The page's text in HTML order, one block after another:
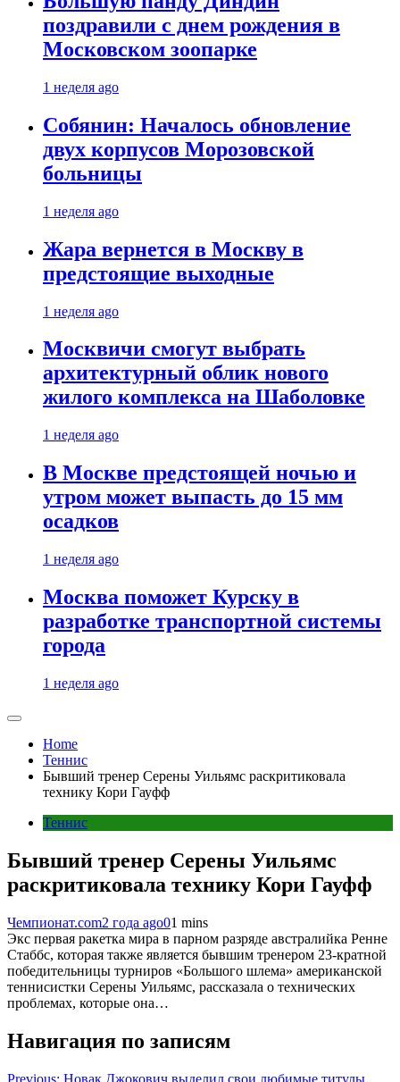
поздравили с днем рождения в
Московском зоопарке
1 неделя ago
Собянин: Началось обновление
двух корпусов Морозовской
больницы
1 неделя ago
Жара вернется в Москву в
предстоящие выходные
1 неделя ago
Москвичи смогут выбрать
архитектурный облик нового
жилого комплекса на Шаболовке
1 неделя ago
В Москве предстоящей ночью и
утром может выпасть до 15 мм
осадков
1 неделя ago
Москва поможет Курску в
разработке транспортной системы
города
1 неделя ago
Home
Теннис
Бывший тренер Серены Уильямс раскритиковала
технику Кори Гауфф
Теннис
Бывший тренер Серены Уильямс
раскритиковала технику Кори Гауфф
Чемпионат.com2 года ago01 mins
Экс первая ракетка мира в парном разряде австралийка Ренне
Стаббс, которая также является бывшим тренером 23-кратной
победительницы турниров «Большого шлема» американской
теннисистки Серены Уильямс, рассказала о технических
проблемах, которые она…
Навигация по записям
Previous: Новак Джокович выделил свои любимые титулы